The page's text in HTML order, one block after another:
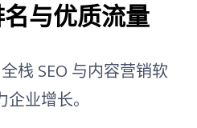
与优质流量
栈 SEO 与内容营销软
业增长。